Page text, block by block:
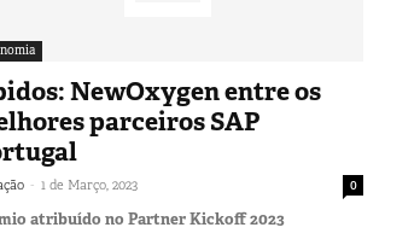
NewOxygen entre os
parceiros SAP
- 1 de Março, 2023 0
atribuído no Partner Kickoff 2023